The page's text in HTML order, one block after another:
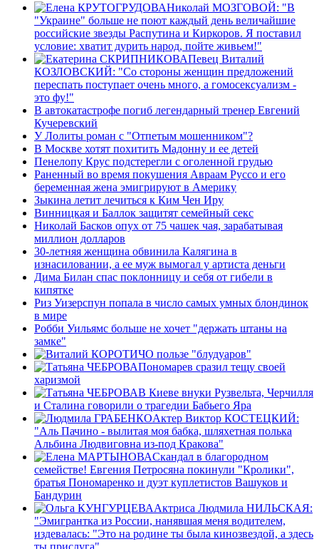
Николай МОЗГОВОЙ: "В
"Украине" больше не поют каждый день величайшие
российские звезды Распутина и Киркоров. Я поставил
условие: хватит дурить народ, пойте живьем!"
Певец Виталий
КОЗЛОВСКИЙ: "Со стороны женщин предложений
переспать поступает очень много, а гомосексуализм -
это фу!"
В автокатастрофе погиб легендарный тренер Евгений
Кучеревский
У Лолиты роман с "Отпетым мошенником"?
В Москве хотят похитить Мадонну и ее детей
Пенелопу Крус подстерегли с оголенной грудью
Раненный во время покушения Авраам Руссо и его
беременная жена эмигрируют в Америку
Зыкина летит лечиться к Ким Чен Иру
Винницкая и Баллок защитят семейный секс
Николай Басков опух от 75 чашек чая, зарабатывая
миллион долларов
30-летняя женщина обвинила Калягина в
изнасиловании, а ее муж вымогал у артиста деньги
Дима Билан спас поклонницу и себя от гибели в
кипятке
Риз Уизерспун попала в число самых умных блондинок
в мире
Робби Уильямс больше не хочет "держать штаны на
замке"
О пользе "блудуаров"
Пономарев сразил тещу своей
харизмой
В Киеве внуки Рузвельта, Черчилля
и Сталина говорили о трагедии Бабьего Яра
Актер Виктор КОСТЕЦКИЙ:
"Аль Пачино - вылитая моя бабка, шляхетная полька
Альбина Людвиговна из-под Кракова"
Скандал в благородном
семействе! Евгения Петросяна покинули "Кролики",
братья Пономаренко и дуэт куплетистов Вашуков и
Бандурин
Актриса Людмила НИЛЬСКАЯ:
"Эмигрантка из России, нанявшая меня водителем,
издевалась: "Это на родине ты была кинозвездой, а здесь
ты прислуга"